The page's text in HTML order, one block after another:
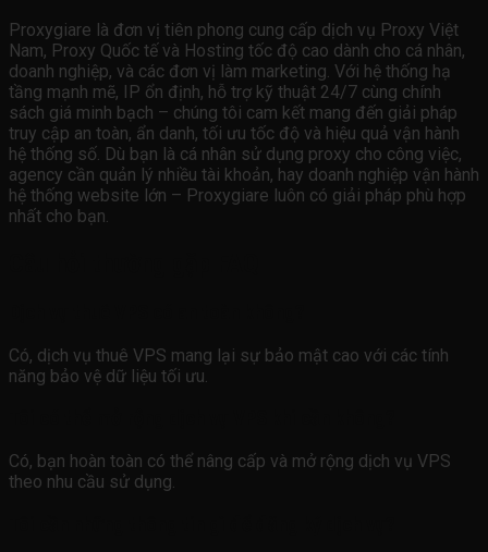
Proxygiare là đơn vị tiên phong cung cấp dịch vụ Proxy Việt
Nam, Proxy Quốc tế và Hosting tốc độ cao dành cho cá nhân,
doanh nghiệp, và các đơn vị làm marketing. Với hệ thống hạ
tầng mạnh mẽ, IP ổn định, hỗ trợ kỹ thuật 24/7 cùng chính
sách giá minh bạch – chúng tôi cam kết mang đến giải pháp
truy cập an toàn, ẩn danh, tối ưu tốc độ và hiệu quả vận hành
hệ thống số. Dù bạn là cá nhân sử dụng proxy cho công việc,
agency cần quản lý nhiều tài khoản, hay doanh nghiệp vận hành
hệ thống website lớn – Proxygiare luôn có giải pháp phù hợp
nhất cho bạn.
Có, dịch vụ thuê VPS mang lại sự bảo mật cao với các tính
năng bảo vệ dữ liệu tối ưu.
Có, bạn hoàn toàn có thể nâng cấp và mở rộng dịch vụ VPS
theo nhu cầu sử dụng.